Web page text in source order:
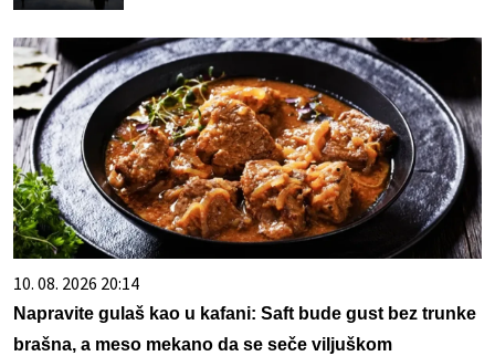
10. 08. 2026 20:14
Napravite gulaš kao u kafani: Saft bude gust bez trunke
brašna, a meso mekano da se seče viljuškom